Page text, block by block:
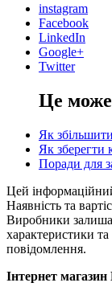
instagram
Facebook
LinkedIn
Google+
Twitter
Це може
Як
Як зберегти
Поради для
Цей
Наявність та
Виробники
характеристики
повідомлення.
Інтернет